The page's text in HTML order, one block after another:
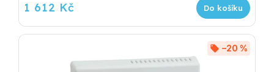
1 612 Kč Do košíku
–20 %